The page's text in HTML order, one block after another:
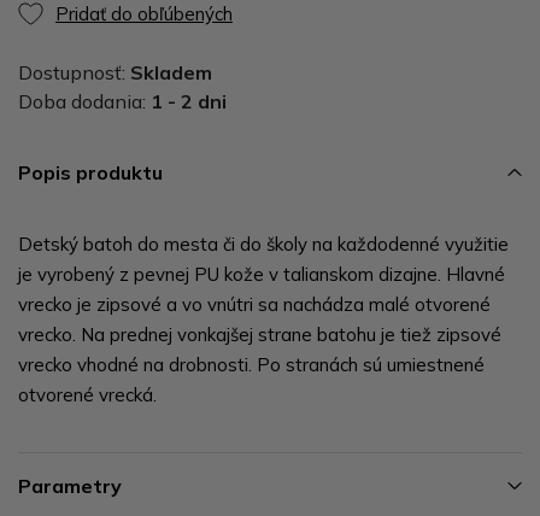
Pridať do obľúbených
Dostupnosť: Skladem
Doba dodania: 1 - 2 dni
Popis produktu
Detský batoh do mesta či do školy na každodenné využitie
je vyrobený z pevnej PU kože v talianskom dizajne. Hlavné
vrecko je zipsové a vo vnútri sa nachádza malé otvorené
vrecko. Na prednej vonkajšej strane batohu je tiež zipsové
vrecko vhodné na drobnosti. Po stranách sú umiestnené
otvorené vrecká.
Parametry